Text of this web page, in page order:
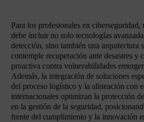
Para los profesionales en ciberseguridad,
debe incluir no solo tecnologías
detección, sino también una arquitectura
contemple recuperación ante desastres y
proactiva contra vulnerabilidades
Además, la integración de soluciones
del proceso logístico y la alineación con
internacionales optimizan la protección
en la gestión de la seguridad,
frente del cumplimiento y la innovación